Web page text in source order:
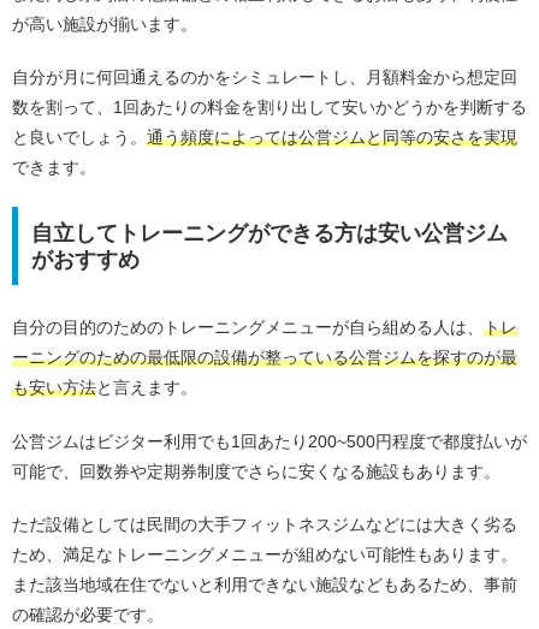
が高い施設が揃います。
自分が月に何回通えるのかをシミュレートし、月額料金から想定回
数を割って、1回あたりの料金を割り出して安いかどうかを判断する
と良いでしょう。 通う頻度によっては公営ジムと同等の安さを実現
できます。
自立してトレーニングができる方は安い公営ジム
がおすすめ
自分の目的のためのトレーニングメニューが自ら組める人は、 トレ
ーニングのための最低限の設備が整っている公営ジムを探すのが最
も安い方法と言えます。
公営ジムはビジター利用でも1回あたり200~500円程度で都度払いが
可能で、回数券や定期券制度でさらに安くなる施設もあります。
ただ設備としては民間の大手フィットネスジムなどには大きく劣る
ため、満足なトレーニングメニューが組めない可能性もあります。
また該当地域在住でないと利用できない施設などもあるため、事前
の確認が必要です。